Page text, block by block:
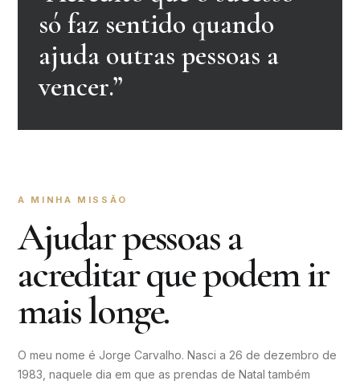
só faz sentido quando
ajuda outras pessoas a
vencer.”
A MINHA MISSÃO
Ajudar pessoas a
acreditar que podem ir
mais longe.
O meu nome é Jorge Carvalho. Nasci a 26 de dezembro de
1983, naquele dia em que as prendas de Natal também